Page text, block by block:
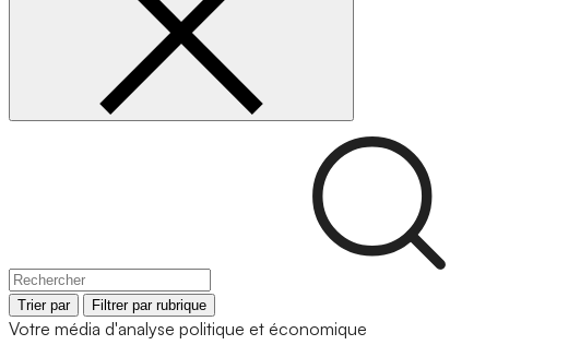
Trier par Filtrer par rubrique
Votre média d'analyse politique et économique